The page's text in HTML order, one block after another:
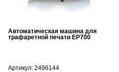
Автоматическая машина для
трафаретной печати EP700
Артикул: 2496144